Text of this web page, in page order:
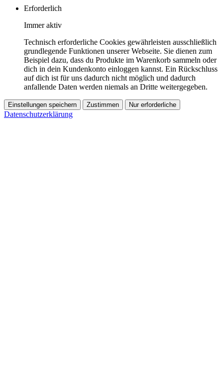
Erforderlich
Immer aktiv
Technisch erforderliche Cookies gewährleisten ausschließlich
grundlegende Funktionen unserer Webseite. Sie dienen zum
Beispiel dazu, dass du Produkte im Warenkorb sammeln oder
dich in dein Kundenkonto einloggen kannst. Ein Rückschluss
auf dich ist für uns dadurch nicht möglich und dadurch
anfallende Daten werden niemals an Dritte weitergegeben.
Einstellungen speichern Zustimmen Nur erforderliche
Datenschutzerklärung